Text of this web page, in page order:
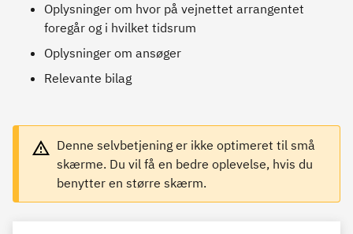
Oplysninger om hvor på vejnettet arrangentet
foregår og i hvilket tidsrum
Oplysninger om ansøger
Relevante bilag
Denne selvbetjening er ikke optimeret til små
skærme. Du vil få en bedre oplevelse, hvis du
benytter en større skærm.